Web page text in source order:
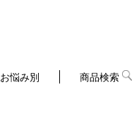
お悩み別 商品検索